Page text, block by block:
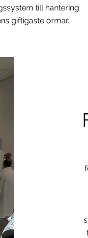
till hantering
giftigaste ormar.